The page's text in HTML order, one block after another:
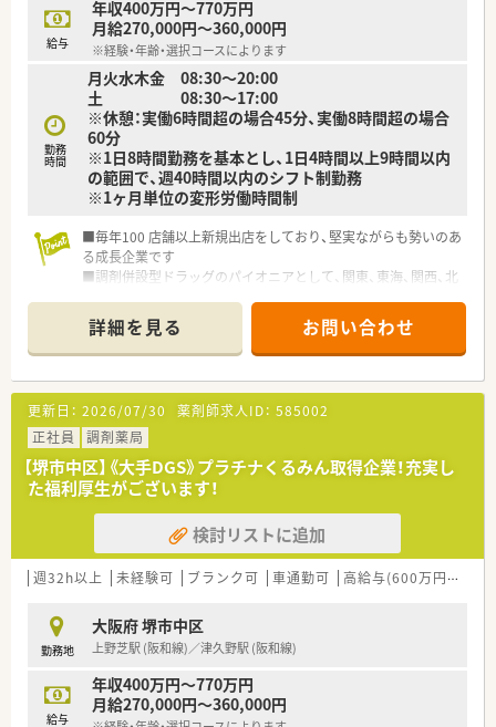
給与
年収400万円～770万円
月給270,000円～360,000円
※経験・年齢・選択コースによります
勤務
時間
月火水木金 08:30〜20:00
土 08:30〜17:00
※休憩：実働6時間超の場合45分、実働8時間超の場合
60分
※1日8時間勤務を基本とし、1日4時間以上9時間以内
の範囲で、週40時間以内のシフト制勤務
※1ヶ月単位の変形労働時間制
■毎年100 店舗以上新規出店をしており、堅実ながらも勢いのあ
る成長企業です
■調剤併設型ドラッグのパイオニアとして、関東、東海、関西、北
■研修制度は様々なプランがあり、集合研修だけでなく任意で受
講可能な研修も幅広く用意されています
■店舗で活躍する従業員、社外で活躍する従業員、将来経営幹部
となる従業員など、薬剤師として様々な活躍ができるフィールド
を用意されています
■総合薬剤師・調剤薬剤師（土日休み・19時までの勤務）どちらか
の働き方を選択できます
■調剤併設型だけでなく「医療モール・クリニック併設店舗」「敷
地内薬局」「訪問調剤特化型店舗」など様々な店舗を運営してい
ます
■在宅医療にも積極的取り組んでおり「訪問調剤特化型店舗」を
50店舗以上、無菌調剤室は業界最多の51店舗設置しています
■「プラチナくるみん認定企業」「健康経営優良法人2023（大規模
法人部門）認定」等を取得し一人ひとりが働きやすい環境が整備
■充実した研修制度、人事制度、評価制度、キャリア支援制度等
があるのも特徴です
詳細を見る お問い合わせ
更新日： 2026/07/30 薬剤師求人ID： 585002
正社員
調剤薬局
【堺市中区】《大手DGS》プラチナくるみん取得企業！充実し
た福利厚生がございます！
検討リストに追加
週32h以上 未経験可 ブランク可 車通勤可 高給与(600万円以上)
勤務地
大阪府 堺市中区
上野芝駅 (阪和線)／津久野駅 (阪和線)
給与
年収400万円～770万円
月給270,000円～360,000円